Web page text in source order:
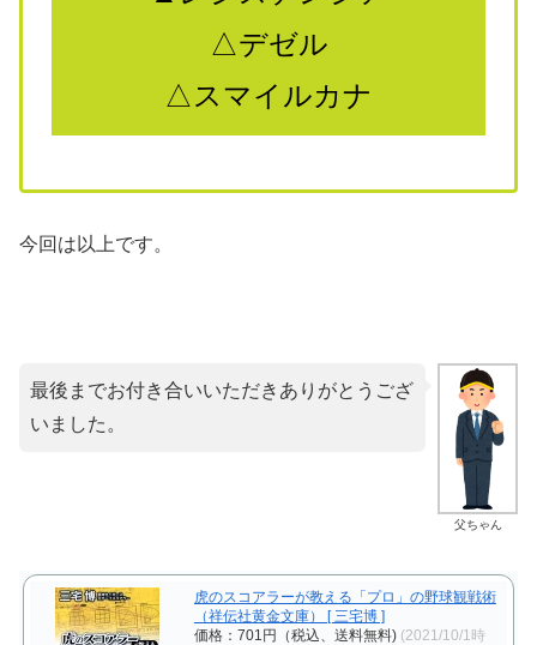
△デゼル
△スマイルカナ
今回は以上です。
父ちゃん
最後までお付き合いいただきありがとうござ
いました。
虎のスコアラーが教える「プロ」の野球観戦術
（祥伝社黄金文庫） [ 三宅博 ]
価格：701円（税込、送料無料) (2021/10/1時